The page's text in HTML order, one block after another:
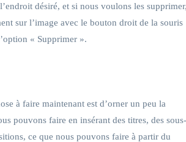
désiré, et si nous voulons les
sur l’image avec le bouton droit de la souris
« Supprimer ».
à faire maintenant est d’orner un peu la
pouvons faire en insérant des titres, des sous-
ce que nous pouvons faire à partir du